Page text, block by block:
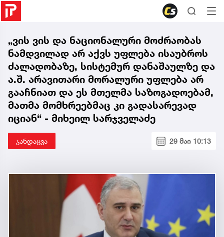
„ვის ვის და ნაციონალური მოძრაობას
ნამდვილად არ აქვს უფლება ისაუბროს
ძალადობაზე, სისტემურ დანაშაულზე და
ა.შ. არავითარი მორალური უფლება არ
გააჩნიათ და ეს მთელმა საზოგადოებამ,
მათმა მომხრეებმაც კი გადასარევად
იციან“ - მიხეილ სარჯველაძე
ჯანდაცვა 29 მაი 10:13